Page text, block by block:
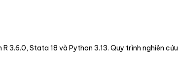
3.6.0, Stata 18 và Python 3.13. Quy trình nghiên cứu